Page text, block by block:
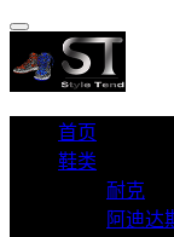
首页
鞋类
耐克
阿迪达